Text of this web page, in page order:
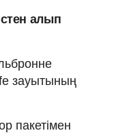
алып
зауытының
пакетімен